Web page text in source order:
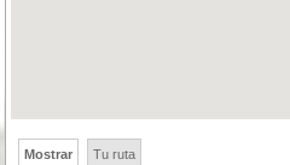
Mostrar Tu ruta